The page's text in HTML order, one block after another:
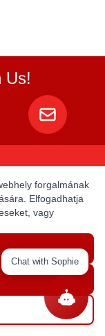
Us!
forgalmának
Elfogadhatja
vagy
Chat with Sophie